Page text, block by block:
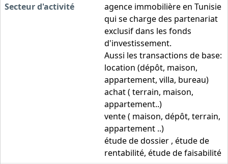
Secteur d'activité
agence immobilière en Tunisie
qui se charge des partenariat
exclusif dans les fonds
d'investissement.
Aussi les transactions de base:
location (dépôt, maison,
appartement, villa, bureau)
achat ( terrain, maison,
appartement..)
vente ( maison, dépôt, terrain,
appartement ..)
étude de dossier , étude de
rentabilité, étude de faisabilité